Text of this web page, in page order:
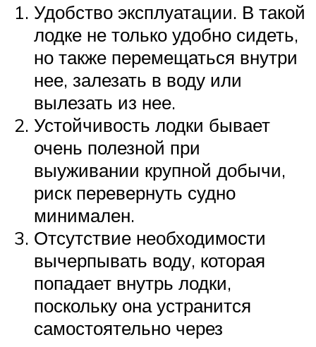
Удобство эксплуатации. В такой
лодке не только удобно сидеть,
но также перемещаться внутри
нее, залезать в воду или
вылезать из нее.
Устойчивость лодки бывает
очень полезной при
выуживании крупной добычи,
риск перевернуть судно
минимален.
Отсутствие необходимости
вычерпывать воду, которая
попадает внутрь лодки,
поскольку она устранится
самостоятельно через